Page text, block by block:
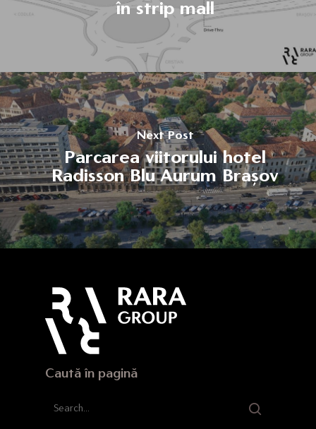
în strip mall
Next Post
Parcarea viitorului hotel
Radisson Blu Aurum Brașov
Caută în pagină